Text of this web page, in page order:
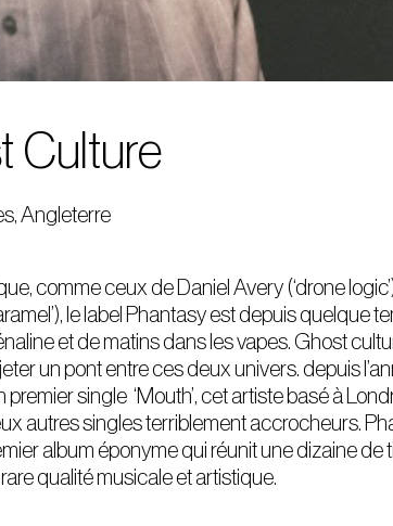
Culture
Angleterre
comme ceux de Daniel Avery (‘drone
le label Phantasy est depuis quelque
et de matins dans les vapes. Ghost
un pont entre ces deux univers. depuis
single ‘Mouth’, cet artiste basé à
autres singles terriblement accrocheurs.
album éponyme qui réunit une dizaine de
qualité musicale et artistique.